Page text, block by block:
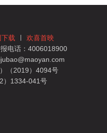
下载
欢喜首映
电话：4006018900
（2019）4094号
）1334-041号